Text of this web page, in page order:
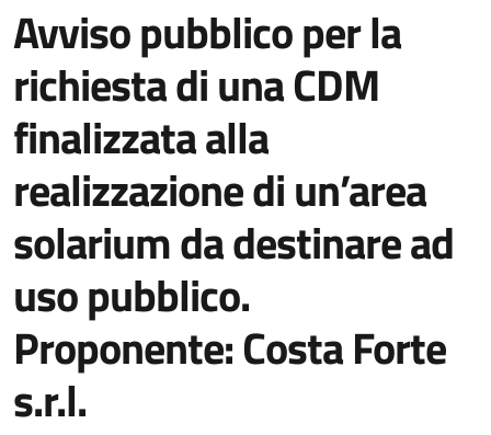
Avviso pubblico per la
richiesta di una CDM
finalizzata alla
realizzazione di un’area
solarium da destinare ad
uso pubblico.
Proponente: Costa Forte
s.r.l.